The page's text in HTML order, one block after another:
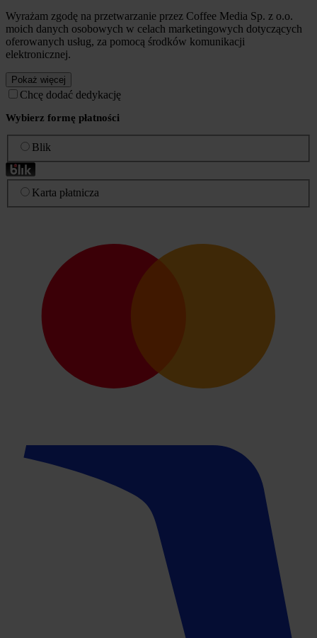
Wyrażam zgodę na przetwarzanie przez Coffee Media Sp. z o.o.
moich danych osobowych w celach marketingowych dotyczących
oferowanych usług, za pomocą środków komunikacji
elektronicznej.
Pokaż więcej
Chcę dodać dedykację
Wybierz formę płatności
Blik
Karta płatnicza